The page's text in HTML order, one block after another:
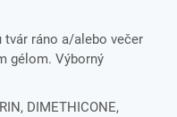
tvár ráno a/alebo večer
gélom. Výborný
DIMETHICONE,